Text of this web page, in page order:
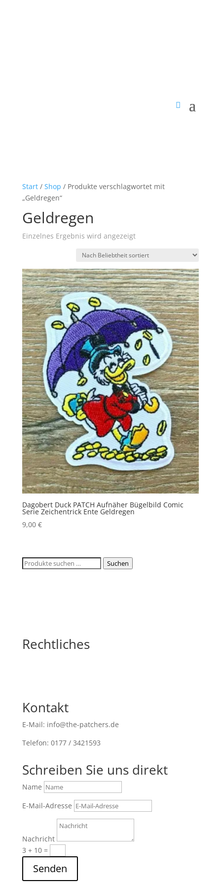
Start/ Shop / Produkte verschlagwortet mit
„Geldregen“
Geldregen
Einzelnes Ergebnis wird angezeigt
Dagobert Duck PATCH Aufnäher Bügelbild Comic
Serie Zeichentrick Ente Geldregen
9,00 €
Suchen
Suchen
Rechtliches
Kontakt
E-Mail: info@the-patchers.de
Telefon: 0177 / 3421593
Schreiben Sie uns direkt
Name
E-Mail-Adresse
Nachricht
3 + 10=
Senden